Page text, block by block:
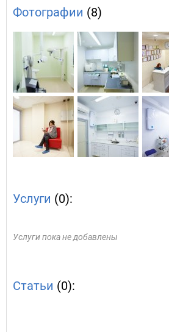
Фотографии (8)
Услуги (0):
Услуги пока не добавлены
Статьи (0):